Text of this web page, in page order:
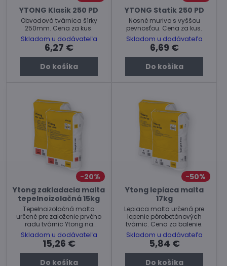
YTONG Klasik 250 PD
Obvodová tvárnica šírky
250mm. Cena za kus.
Skladom u dodávateľa
6,27 €
Do košíka
YTONG Statik 250 PD
Nosné murivo s vyššou
pevnosťou. Cena za kus.
Skladom u dodávateľa
6,69 €
Do košíka
20%
Ytong zakladacia malta
tepelnoizolačná 15kg
Tepelnoizolačná malta
určené pre založenie prvého
radu tvárnic Ytong na
základovú dosku. Cena za
balenie.
Skladom u dodávateľa
15,26 €
Do košíka
50%
Ytong lepiaca malta
17kg
Lepiaca malta určená pre
lepenie pórobetónových
tvárnic. Cena za balenie.
Skladom u dodávateľa
5,84 €
Do košíka